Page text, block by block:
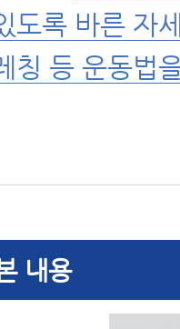
도록 바른 자
칭 등 운동법
내용